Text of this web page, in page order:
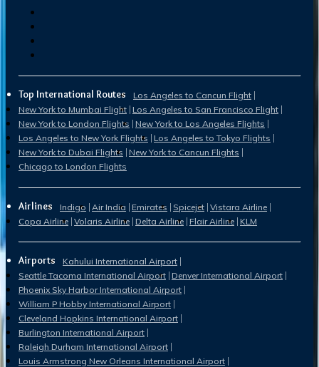
Top International Routes
Los Angeles to Cancun Flight
New York to Mumbai Flight Los Angeles to San Francisco Flight
New York to London Flights New York to Los Angeles Flights
Los Angeles to New York Flights Los Angeles to Tokyo Flights
New York to Dubai Flights New York to Cancun Flights
Chicago to London Flights
Airlines Indigo Air India Emirates Spicejet Vistara Airline
Copa Airline Volaris Airline Delta Airline Flair Airline KLM
Airports
Kahului International Airport
Seattle Tacoma International Airport Denver International Airport
Phoenix Sky Harbor International Airport
William P Hobby International Airport
Cleveland Hopkins International Airport
Burlington International Airport
Raleigh Durham International Airport
Louis Armstrong New Orleans International Airport